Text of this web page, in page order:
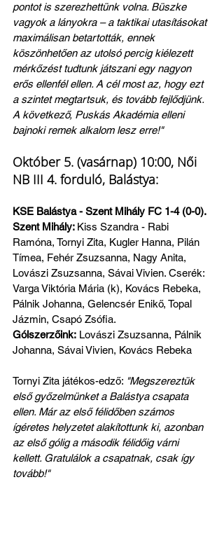
pontot is szerezhettünk volna. Büszke
vagyok a lányokra – a taktikai utasításokat
maximálisan betartották, ennek
köszönhetően az utolsó percig kiélezett
mérkőzést tudtunk játszani egy nagyon
erős ellenfél ellen. A cél most az, hogy ezt
a szintet megtartsuk, és tovább fejlődjünk.
A következő, Puskás Akadémia elleni
bajnoki remek alkalom lesz erre!"
Október 5. (vasárnap) 10:00, Női
NB III 4. forduló, Balástya:
KSE Balástya - Szent Mihály FC 1-4 (0-0).
Szent Mihály: Kiss Szandra - Rabi
Ramóna, Tornyi Zita, Kugler Hanna, Pilán
Tímea, Fehér Zsuzsanna, Nagy Anita,
Lovászi Zsuzsanna, Sávai Vivien. Cserék:
Varga Viktória Mária (k), Kovács Rebeka,
Pálnik Johanna, Gelencsér Enikő, Topal
Jázmin, Csapó Zsófia.
Gólszerzőink: Lovászi Zsuzsanna, Pálnik
Johanna, Sávai Vivien, Kovács Rebeka
Tornyi Zita játékos-edző: "Megszereztük
első győzelmünket a Balástya csapata
ellen. Már az első félidőben számos
ígéretes helyzetet alakítottunk ki, azonban
az első gólig a második félidőig várni
kellett. Gratulálok a csapatnak, csak így
tovább!"